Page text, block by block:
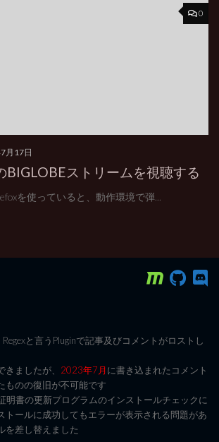
0
月17日
BIGLOBEストリームを視聴する
を使っていると、動作環境で弾...
Regexと言うPluginで記事及びコメントがロストし
ましたが、 2023年7月に書き込まれたコメント
ものの復旧が不可能です
明書の更新プログラムのインストールチェックに
トールに成功してもエラーが表示される問題があ
を差し替えました